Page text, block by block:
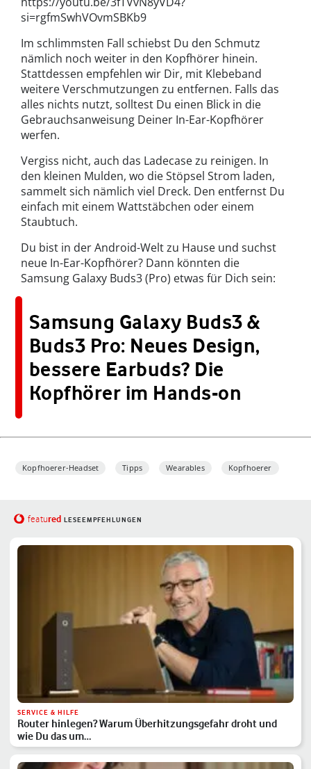
si=rgfmSwhVOvmSBKb9
Im schlimmsten Fall schiebst Du den Schmutz
nämlich noch weiter in den Kopfhörer hinein.
Stattdessen empfehlen wir Dir, mit Klebeband
weitere Verschmutzungen zu entfernen. Falls das
alles nichts nutzt, solltest Du einen Blick in die
Gebrauchsanweisung Deiner In-Ear-Kopfhörer
werfen.
Vergiss nicht, auch das Ladecase zu reinigen. In
den kleinen Mulden, wo die Stöpsel Strom laden,
sammelt sich nämlich viel Dreck. Den entfernst Du
einfach mit einem Wattstäbchen oder einem
Staubtuch.
Du bist in der Android-Welt zu Hause und suchst
neue In-Ear-Kopfhörer? Dann könnten die
Samsung Galaxy Buds3 (Pro) etwas für Dich sein:
Samsung Galaxy Buds3 &
Buds3 Pro: Neues Design,
bessere Earbuds? Die
Kopfhörer im Hands-on
Kopfhoerer-Headset Tipps Wearables Kopfhoerer
featured LESEEMPFEHLUNGEN
SERVICE & HILFE
Router hinlegen? Warum Überhitzungsgefahr droht und
wie Du das um…